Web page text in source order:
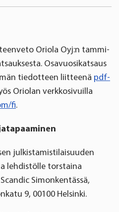
Oriola Oyj:n tammi-
Osavuosikatsaus
tiedotteen liitteenä pdf-
Oriolan verkkosivuilla
fi.
julkistamistilaisuuden
lehdistölle torstaina
Simonkentässä,
9, 00100 Helsinki.